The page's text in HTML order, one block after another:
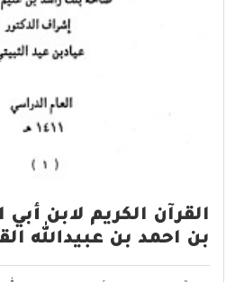
القرآن الكريم لابن أبي
بن احمد بن عبيدالله